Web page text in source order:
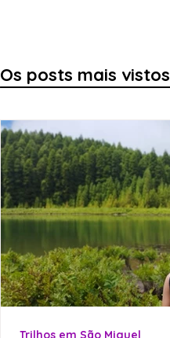
Os posts mais vistos
Trilhos em São Miguel